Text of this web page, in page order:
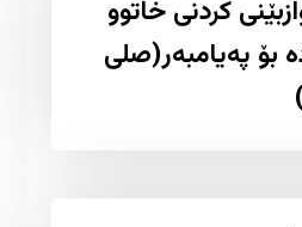
کردنی خاتوو
بۆ پەیامبەر(صلی